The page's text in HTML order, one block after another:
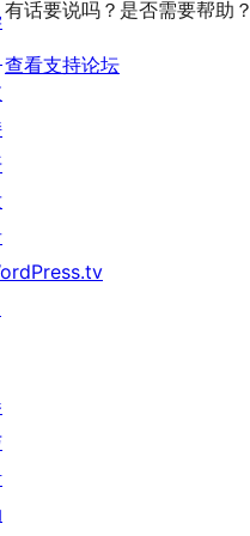
价
有话要说吗？是否需要帮助？
查看支持论坛